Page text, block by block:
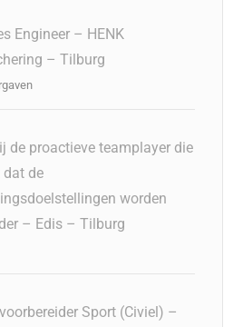
Engineer – HENK
– Tilburg
de proactieve teamplayer die
dat de
worden
– Edis – Tilburg
Sport (Civiel) –